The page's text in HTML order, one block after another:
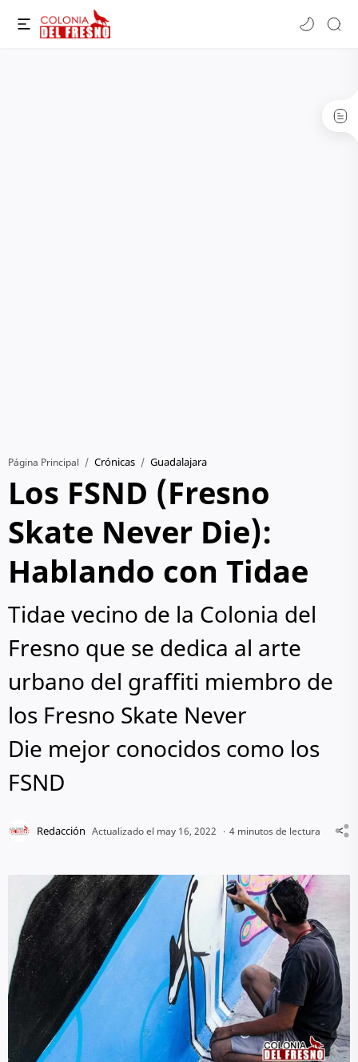
Página Principal Crónicas Guadalajara
Los FSND (Fresno
Skate Never Die):
Hablando con Tidae
Tidae vecino de la Colonia del
Fresno que se dedica al arte
urbano del graffiti miembro de
los Fresno Skate Never
Die mejor conocidos como los
FSND
4 minutos de lectura